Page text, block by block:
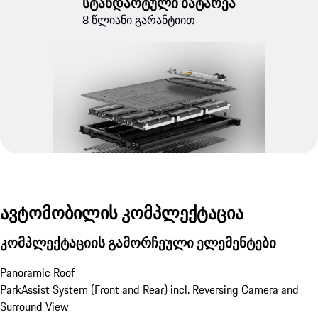
8 წლიანი გარანტიით
ავტომობილის კომპლექტაცია
კომპლექტაციის გამორჩეული ელემენტები
Panoramic Roof
ParkAssist System (Front and Rear) incl. Reversing Camera and
Surround View